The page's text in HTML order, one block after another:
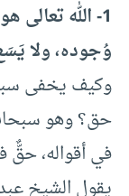
1- الله
وُجوده، ولا
وكيف يخفى
حق؟ وهو
في أقواله، حقٌّ
يقول الشيخ